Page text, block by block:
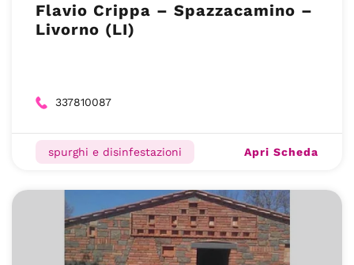
Flavio Crippa – Spazzacamino –
Livorno (LI)
337810087
spurghi e disinfestazioni Apri Scheda